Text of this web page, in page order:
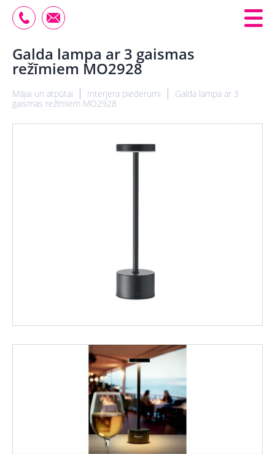
Galda lampa ar 3 gaismas
režīmiem MO2928
Mājai un atpūtai Interjera piederumi
Galda lampa ar 3
gaismas režīmiem MO2928